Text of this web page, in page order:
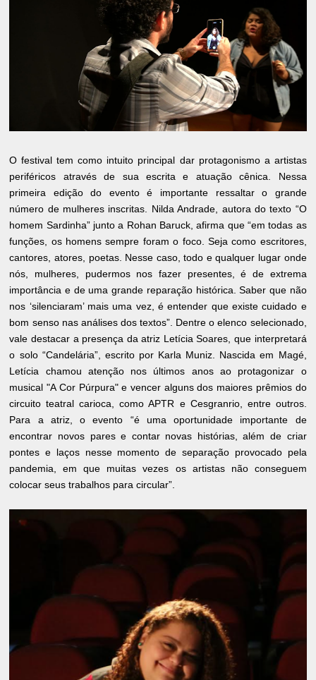
O festival tem como intuito principal dar protagonismo a artistas
periféricos através de sua escrita e atuação cênica. Nessa
primeira edição do evento é importante ressaltar o grande
número de mulheres inscritas. Nilda Andrade, autora do texto “O
homem Sardinha” junto a Rohan Baruck, afirma que “em todas as
funções, os homens sempre foram o foco. Seja como escritores,
cantores, atores, poetas. Nesse caso, todo e qualquer lugar onde
nós, mulheres, pudermos nos fazer presentes, é de extrema
importância e de uma grande reparação histórica. Saber que não
nos ‘silenciaram’ mais uma vez, é entender que existe cuidado e
bom senso nas análises dos textos”. Dentre o elenco selecionado,
vale destacar a presença da atriz Letícia Soares, que interpretará
o solo “Candelária”, escrito por Karla Muniz. Nascida em Magé,
Letícia chamou atenção nos últimos anos ao protagonizar o
musical "A Cor Púrpura" e vencer alguns dos maiores prêmios do
circuito teatral carioca, como APTR e Cesgranrio, entre outros.
Para a atriz, o evento “é uma oportunidade importante de
encontrar novos pares e contar novas histórias, além de criar
pontes e laços nesse momento de separação provocado pela
pandemia, em que muitas vezes os artistas não conseguem
colocar seus trabalhos para circular”.